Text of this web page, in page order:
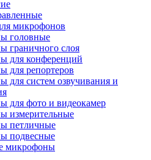
микрофонов
головные
граничного слоя
для конференций
для репортеров
для систем озвучивания и
для фото и видеокамер
измерительные
петличные
подвесные
микрофоны